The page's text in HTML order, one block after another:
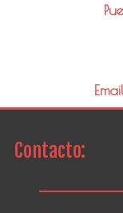
Contacto: